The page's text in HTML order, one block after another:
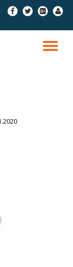
fa-
fa-
fa-
plus-
square
fa-